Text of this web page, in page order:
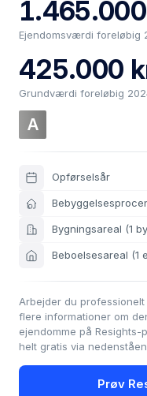
Ejendomsværdi foreløbig
425.000
Grundværdi foreløbig
A
Opførselsår
Bygningsareal (1
Beboelsesareal (1
Arbejder du
flere informationer om
ejendomme på
helt gratis via
Prøv